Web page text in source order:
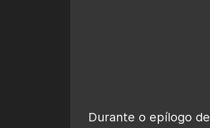
Durante o epílogo de